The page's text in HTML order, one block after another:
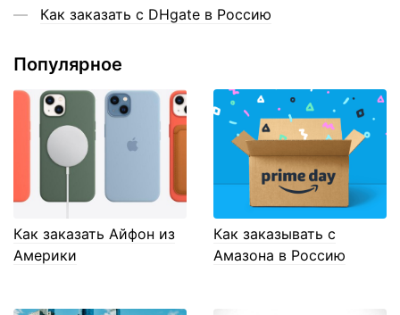
Как заказать с DHgate в Россию
Популярное
Как заказать Айфон из
Америки
Как заказывать с
Амазона в Россию